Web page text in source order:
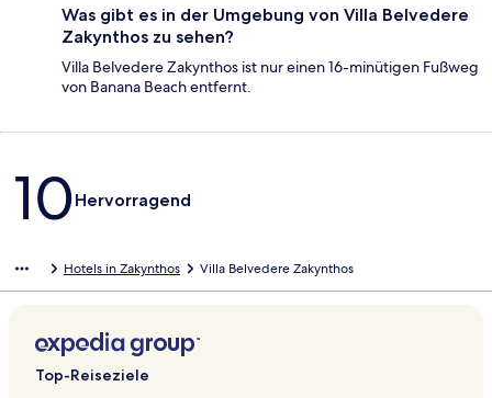
Was gibt es in der Umgebung von Villa Belvedere
Zakynthos zu sehen?
Villa Belvedere Zakynthos ist nur einen 16-minütigen Fußweg
von Banana Beach entfernt.
Bewertungen
10Hervorragend
Hotels in Zakynthos Villa Belvedere Zakynthos
Top-Reiseziele